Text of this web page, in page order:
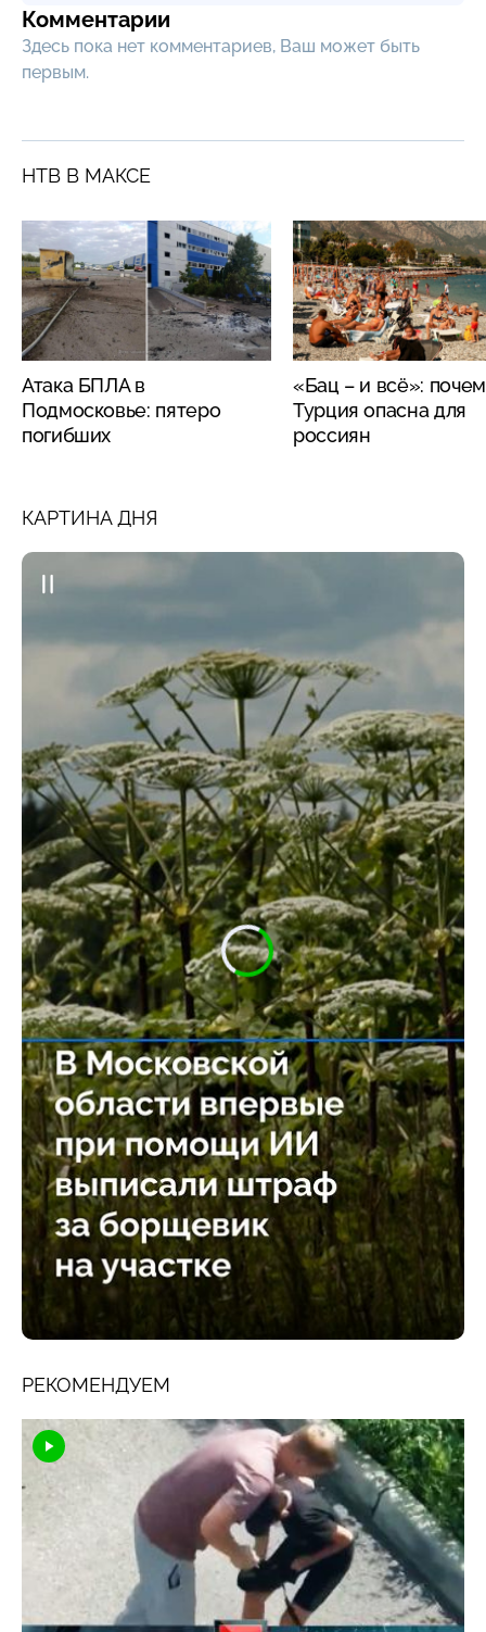
Комментарии
Здесь пока нет комментариев, Ваш может быть
первым.
НТВ В МАКСЕ
Атака БПЛА в
Подмосковье: пятеро
погибших
«Бац – и всё»:
Турция опасна для
россиян
КАРТИНА ДНЯ
РЕКОМЕНДУЕМ